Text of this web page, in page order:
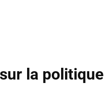
la politique